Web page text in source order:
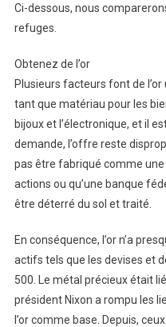
Ci-dessous, nous
refuges.
Obtenez de l’or
Plusieurs facteurs font de
tant que matériau pour les
bijoux et l’électronique, et il
demande, l’offre reste
pas être fabriqué comme
actions ou qu’une banque
être déterré du sol et traité.
En conséquence, l’or n’a
actifs tels que les devises et
500. Le métal précieux était
président Nixon a rompu les
l’or comme base. Depuis,